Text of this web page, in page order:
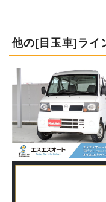
他の[目玉車]ライ